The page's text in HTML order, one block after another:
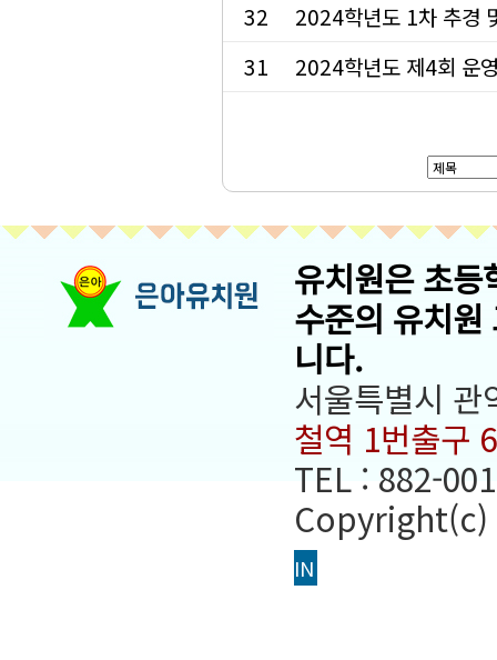
32
2024학년도 1차 추경
31
2024학년도 제4회 운
유치원은 초등
수준의 유치원
니다.
서울특별시
철역 1번출구
TEL : 882-
Copyright(c)
IN